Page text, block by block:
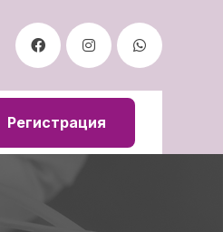
Регистрация